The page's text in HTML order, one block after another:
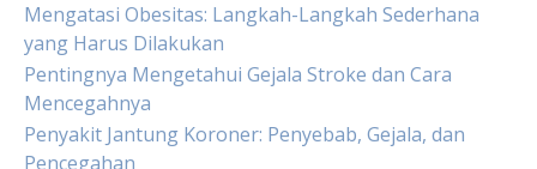
Mengatasi Obesitas: Langkah-Langkah Sederhana
yang Harus Dilakukan
Pentingnya Mengetahui Gejala Stroke dan Cara
Mencegahnya
Penyakit Jantung Koroner: Penyebab, Gejala, dan
Pencegahan